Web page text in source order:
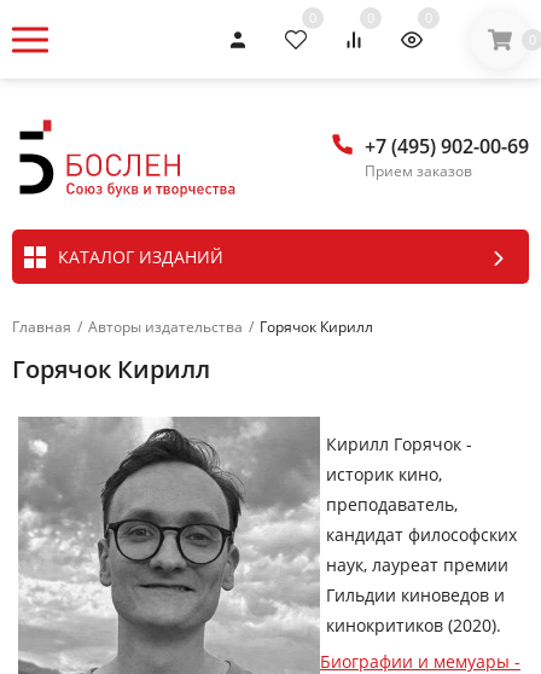
0 0
0
0
+7 (495) 902-00-69
Прием заказов
КАТАЛОГ ИЗДАНИЙ
Главная / Авторы издательства / Горячок Кирилл
Горячок Кирилл
Кирилл Горячок -
историк кино,
преподаватель,
кандидат философских
наук, лауреат премии
Гильдии киноведов и
кинокритиков (2020).
Биографии и мемуары -